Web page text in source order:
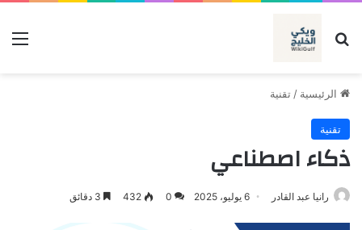
بحث عن
الرئيسية / تقنية
تقنية
ذكاء اصطناعي
رانيا عبد القادر 6 يوليو، 2025 0
432